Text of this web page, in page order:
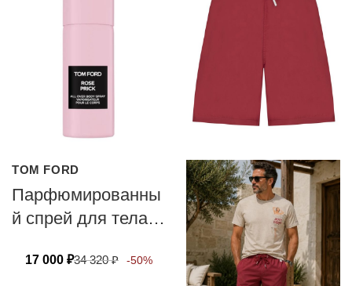
TOM FORD
Парфюмированны
й спрей для тела
PRICK 150 мл
17 000 ₽34 320₽ -50%